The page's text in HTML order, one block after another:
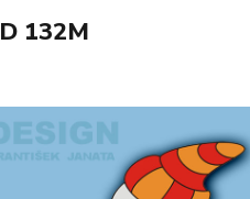
D 132M